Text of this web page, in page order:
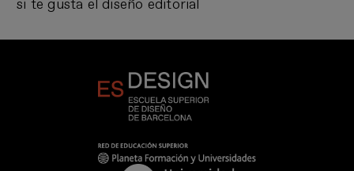
si te gusta el diseño editorial